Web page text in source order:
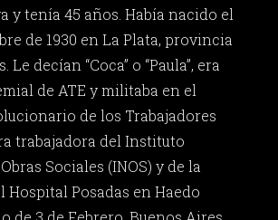
y tenía 45 años. Había nacido el
de 1930 en La Plata, provincia
Le decían “Coca” o “Paula”, era
de ATE y militaba en el
de los Trabajadores
trabajadora del Instituto
Sociales (INOS) y de la
Hospital Posadas en Haedo